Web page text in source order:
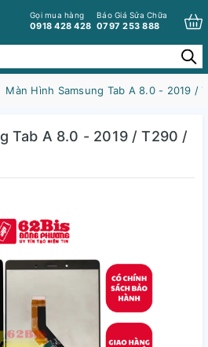
Gọi mua hàng
0918 428 428
Báo Giá Sửa Chữa
0797 253 888
Màn Hình Samsung Tab A 8.0 - 2019 /
Tab A 8.0 - 2019 / T290 /